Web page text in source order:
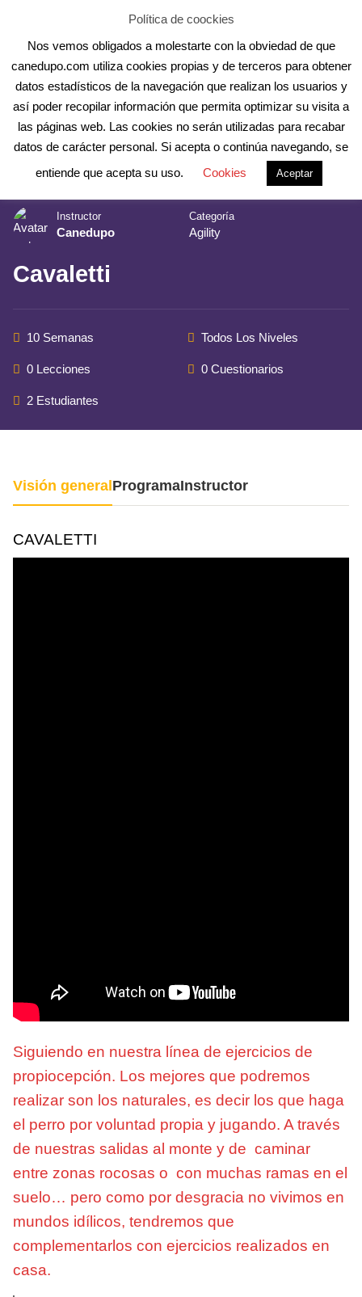
content
Aula Online Contacto Registro
Instructor
Canedupo
Categoría
Agility
Cavaletti
10 Semanas Todos Los Niveles
0 Lecciones 0 Cuestionarios
2 Estudiantes
Visión general ProgramaInstructor
CAVALETTI
Siguiendo en nuestra línea de ejercicios de
propiocepción. Los mejores que podremos
realizar son los naturales, es decir los que haga
el perro por voluntad propia y jugando. A través
de nuestras salidas al monte y de caminar
entre zonas rocosas o con muchas ramas en el
suelo… pero como por desgracia no vivimos en
mundos idílicos, tendremos que
complementarlos con ejercicios realizados en
casa.
Política de coockies
Nos vemos obligados a molestarte con la obviedad de que
canedupo.com utiliza cookies propias y de terceros para obtener
datos estadísticos de la navegación que realizan los usuarios y
así poder recopilar información que permita optimizar su visita a
las páginas web. Las cookies no serán utilizadas para recabar
datos de carácter personal. Si acepta o continúa navegando, se
entiende que acepta su uso.
Cookies Aceptar